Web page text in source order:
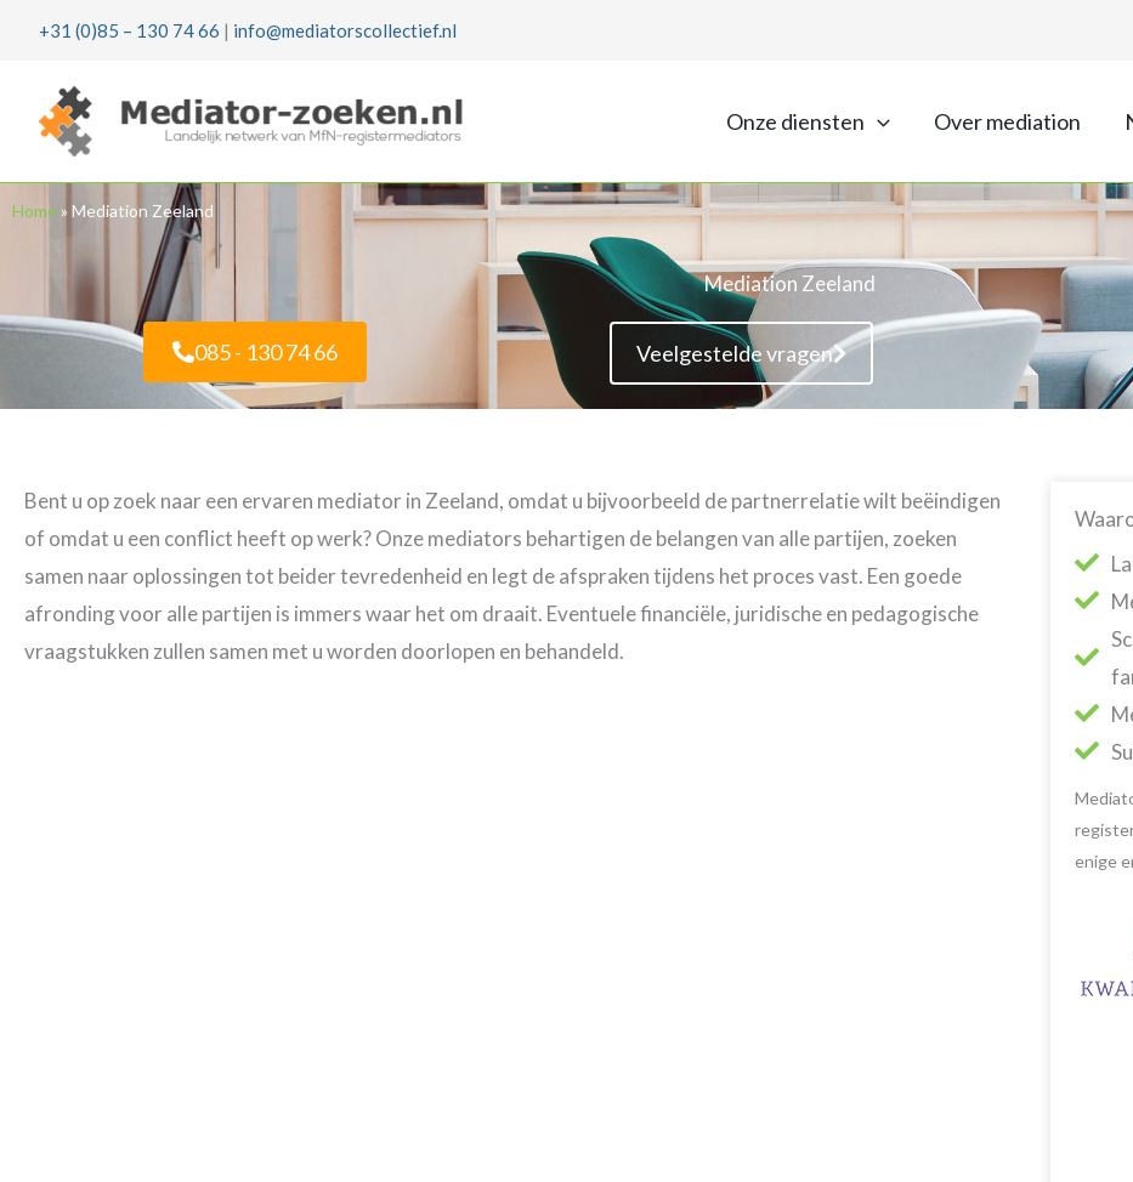
inhoud
+31 (0)85 – 130 74 66 | info@mediatorscollectief.nl
Onze diensten Over mediation
Home » Mediation Zeeland
Mediation Zeeland
085 - 130 74 66 Veelgestelde vragen
Bent u op zoek naar een ervaren mediator in Zeeland, omdat u bijvoorbeeld de partnerrelatie wilt beëindigen
of omdat u een conflict heeft op werk? Onze mediators behartigen de belangen van alle partijen, zoeken
samen naar oplossingen tot beider tevredenheid en legt de afspraken tijdens het proces vast. Een goede
afronding voor alle partijen is immers waar het om draait. Eventuele financiële, juridische en pedagogische
vraagstukken zullen samen met u worden doorlopen en behandeld.
enige